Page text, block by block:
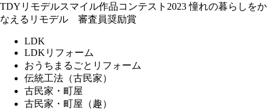
TDYリモデルスマイル作品コンテスト2023 憧れの暮らしをか
なえるリモデル 審査員奨励賞
LDK
LDKリフォーム
おうちまるごとリフォーム
伝統工法（古民家）
古民家・町屋
古民家・町屋（趣）